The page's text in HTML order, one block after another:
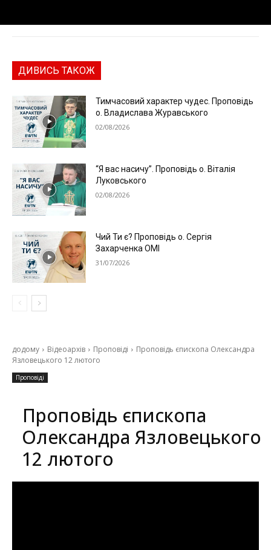
ДИВИСЬ ТАКОЖ
Тимчасовий характер чудес. Проповідь
о. Владислава Журавського
02/08/2026
“Я вас насичу”. Проповідь о. Віталія
Луковського
02/08/2026
Чий Ти є? Проповідь о. Сергія
Захарченка ОМІ
31/07/2026